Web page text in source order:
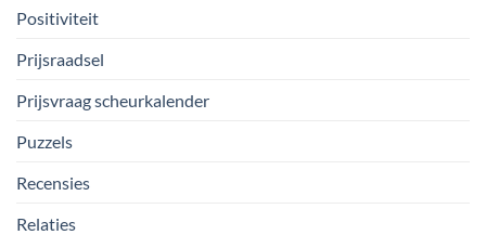
Positiviteit
Prijsraadsel
Prijsvraag scheurkalender
Puzzels
Recensies
Relaties